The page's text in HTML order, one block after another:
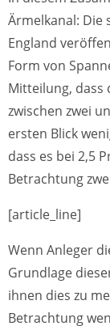
Ärmelkanal: Die
England
Form von
Mitteilung, dass
zwischen zwei
ersten Blick
dass es bei 2,5
Betrachtung
[article_line]
Wenn Anleger
Grundlage
ihnen dies zu
Betrachtung